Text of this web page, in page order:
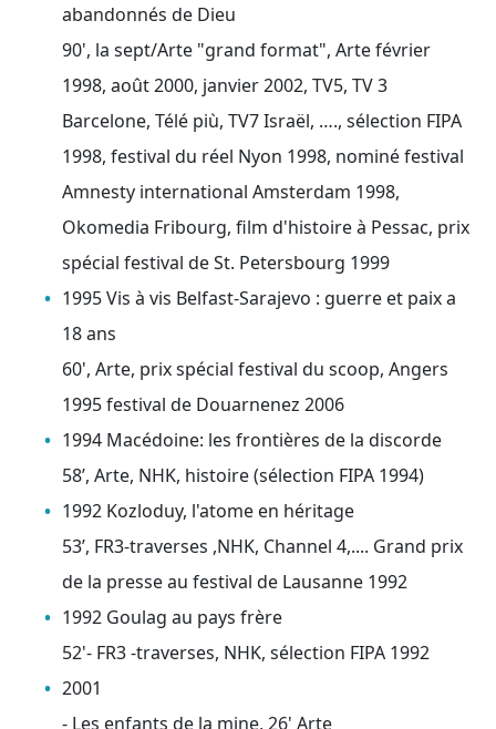
abandonnés de Dieu
90', la sept/Arte "grand format", Arte février
1998, août 2000, janvier 2002, TV5, TV 3
Barcelone, Télé più, TV7 Israël, …., sélection FIPA
1998, festival du réel Nyon 1998, nominé festival
Amnesty international Amsterdam 1998,
Okomedia Fribourg, film d'histoire à Pessac, prix
spécial festival de St. Petersbourg 1999
1995 Vis à vis Belfast-Sarajevo : guerre et paix a
18 ans
60', Arte, prix spécial festival du scoop, Angers
1995 festival de Douarnenez 2006
1994 Macédoine: les frontières de la discorde
58’, Arte, NHK, histoire (sélection FIPA 1994)
1992 Kozloduy, l'atome en héritage
53’, FR3-traverses ,NHK, Channel 4,.... Grand prix
de la presse au festival de Lausanne 1992
1992 Goulag au pays frère
52'- FR3 -traverses, NHK, sélection FIPA 1992
2001
- Les enfants de la mine, 26' Arte